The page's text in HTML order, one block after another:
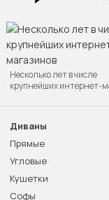
Несколько лет в числе
крупнейших интернет-
Диваны
Прямые
Угловые
Кушетки
Софы